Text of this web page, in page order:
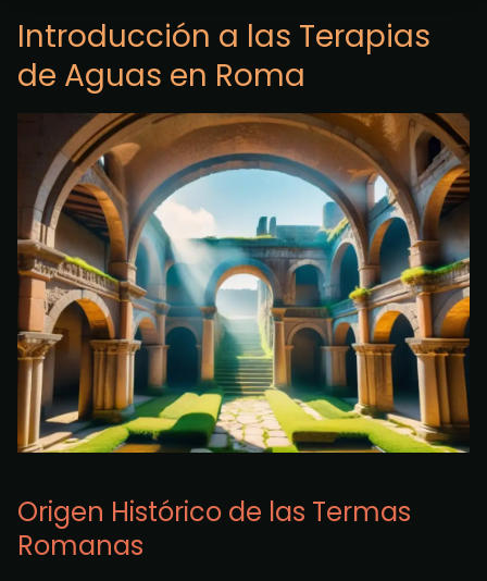
Introducción a las Terapias
de Aguas en Roma
Origen Histórico de las Termas
Romanas